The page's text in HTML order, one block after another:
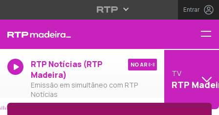
Entrar
RTP Notícias (RTP
Madeira)
Emissão em simultâneo com RTP
Notícias
NO AR
TV
RTP